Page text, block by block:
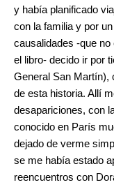
y había planificado
con la familia y por
causalidades -que
el libro- decido ir por
General San Martín),
de esta historia. Allí
desapariciones, con
conocido en París
dejado de verme
se me había estado
reencuentros con